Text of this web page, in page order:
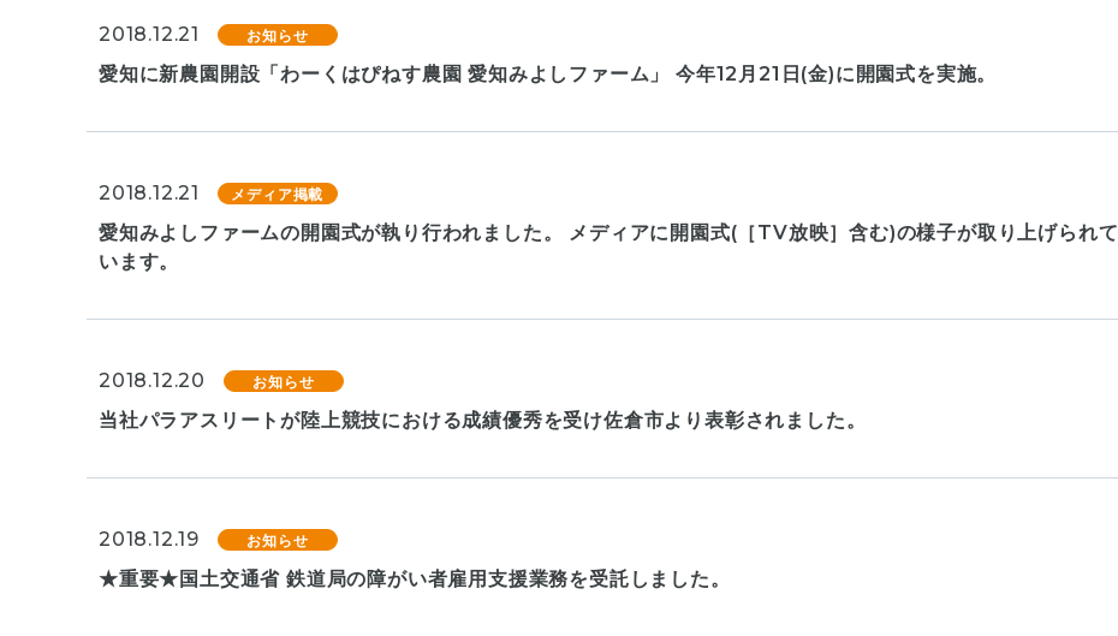
2018.12.21 お知らせ
愛知に新農園開設「わーくはぴねす農園 愛知みよしファーム」 今年12月21日(金)に開園式を実施。
2018.12.21 メディア掲載
愛知みよしファームの開園式が執り行われました。 メディアに開園式(［TV放映］含む)の様子が取り上げられて
います。
2018.12.20 お知らせ
当社パラアスリートが陸上競技における成績優秀を受け佐倉市より表彰されました。
2018.12.19 お知らせ
★重要★国土交通省 鉄道局の障がい者雇用支援業務を受託しました。